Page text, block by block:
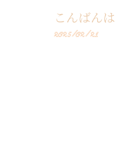
こんばん
2025/02/21